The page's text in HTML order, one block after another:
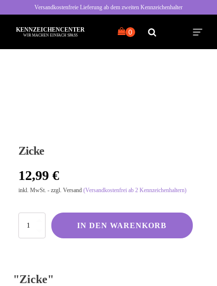
Versandkostenfreie Lieferung ab dem zweiten Kennzeichenhalter
KENNZEICHENCENTER
WIR MACHEN EINFACH SPASS
Nette Sprüche
Kölsche Sprüche
Hessisch gebabbelt
Zicke
12,99 €
inkl. MwSt. - zzgl. Versand (Versandkostenfrei ab 2 Kennzeichenhaltern)
IN DEN WARENKORB
"Zicke"